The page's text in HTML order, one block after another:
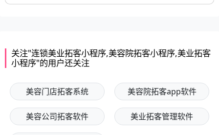
关注"连锁美业拓客小程序,美容院拓客小程序,美业拓客
小程序"的用户还关注
美容门店拓客系统 美容院拓客app软件
美容公司拓客软件 美业拓客管理软件